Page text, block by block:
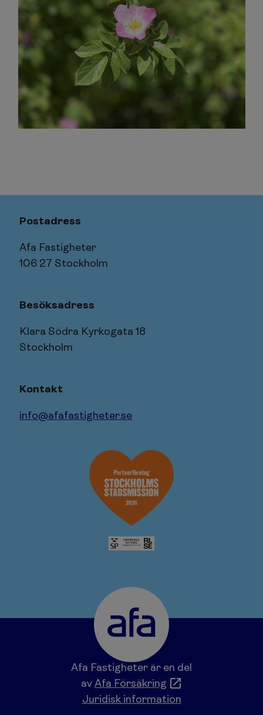
Postadress
Afa Fastigheter
106 27 Stockholm
Besöksadress
Klara Södra Kyrkogata 18
Stockholm
Kontakt
info@afafastigheter.se
Afa Fastigheter är en del
av Afa Försäkring
Juridisk information